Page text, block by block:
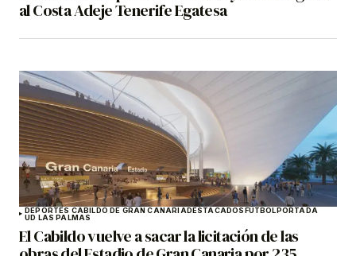
al Costa Adeje Tenerife Egatesa
DEPORTES CABILDO DE GRAN CANARIADESTACADOSFÚTBOLPORTADA
UD LAS PALMAS
El Cabildo vuelve a sacar la licitación de las